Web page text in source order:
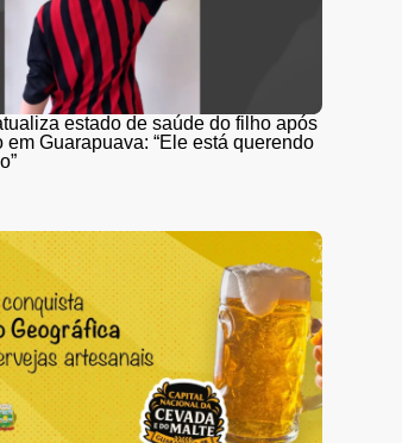
estado de saúde do filho após
em Guarapuava: “Ele está querendo